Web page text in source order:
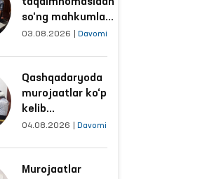
so‘ng mahkumlar
mehnat
sharoitlar
yaxshilandi
03.08.2026 Davomi
Qashqadaryoda
murojaatlar ko‘p
kelib
tushayotgan
yo‘lga qo‘yildi
04.08.2026 Davomi
Murojaatlar